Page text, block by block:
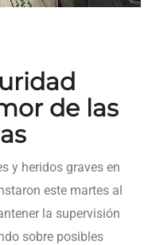
de las
y heridos graves en
este martes al
la supervisión
sobre posibles